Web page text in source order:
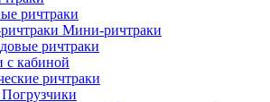
ричтраки
Мини-ричтраки
ричтраки
с кабиной
ричтраки
Погрузчики